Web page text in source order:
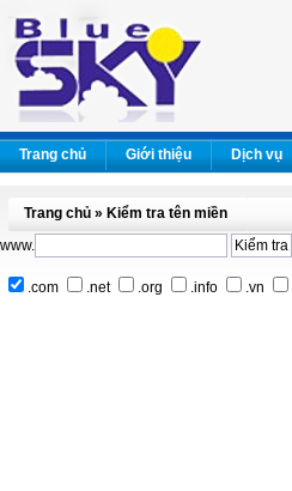
Trang chủ Giới thiệu Dịch vụ
Trang chủ » Kiểm tra tên miền
www.
.com .net .org .info .vn